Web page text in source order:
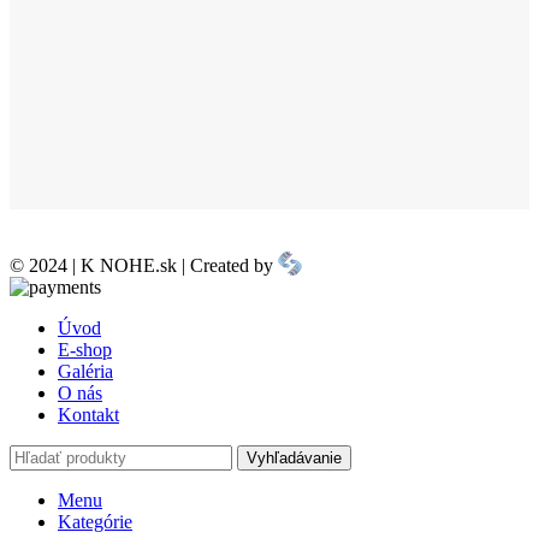
© 2024 | K NOHE.sk | Created by
Úvod
E-shop
Galéria
O nás
Kontakt
Vyhľadávanie
Menu
Kategórie